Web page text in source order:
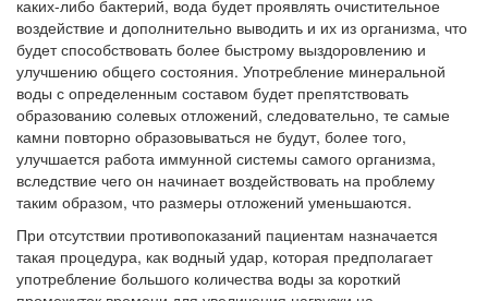
каких-либо бактерий, вода будет проявлять очистительное
воздействие и дополнительно выводить и их из организма, что
будет способствовать более быстрому выздоровлению и
улучшению общего состояния. Употребление минеральной
воды с определенным составом будет препятствовать
образованию солевых отложений, следовательно, те самые
камни повторно образовываться не будут, более того,
улучшается работа иммунной системы самого организма,
вследствие чего он начинает воздействовать на проблему
таким образом, что размеры отложений уменьшаются.
При отсутствии противопоказаний пациентам назначается
такая процедура, как водный удар, которая предполагает
употребление большого количества воды за короткий